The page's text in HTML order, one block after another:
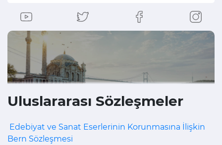
Uluslararası Sözleşmeler
Edebiyat ve Sanat Eserlerinin Korunmasına İlişkin
Bern Sözleşmesi